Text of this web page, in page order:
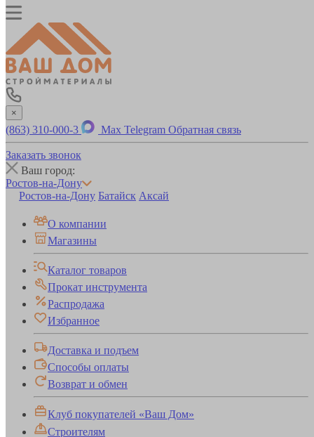
×
(863) 310-000-3 Max Telegram Обратная связь
Заказать звонок
Ваш город:
Ростов-на-Дону
Ростов-на-Дону Батайск Аксай
О компании
Магазины
Каталог товаров
Прокат инструмента
Распродажа
Избранное
Доставка и подъем
Способы оплаты
Возврат и обмен
Клуб покупателей «Ваш Дом»
Строителям